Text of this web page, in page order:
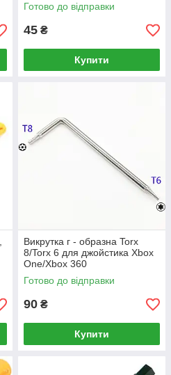
Готово до відправки
45 ₴
Купити
Викрутка г - образна Torx
8/Torx 6 для джойстика Xbox
One/Xbox 360
Готово до відправки
90 ₴
Купити